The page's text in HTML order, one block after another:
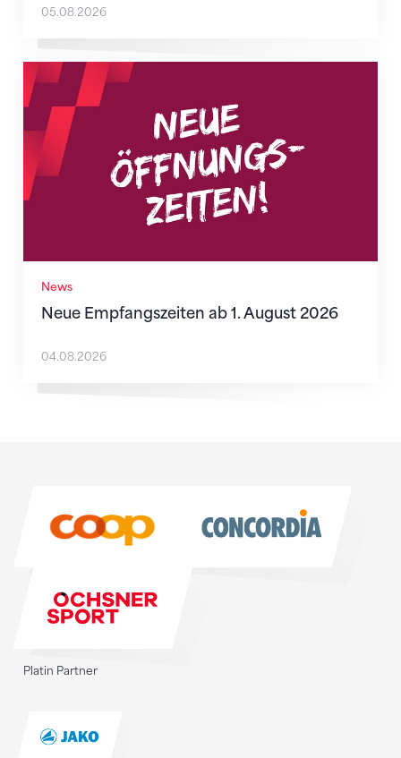
05.08.2026
News
Neue Empfangszeiten ab 1. August 2026
Neue Empfangszeiten ab 1. August 2026
04.08.2026
Platin Partner